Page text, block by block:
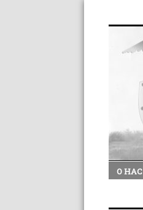
О НАС